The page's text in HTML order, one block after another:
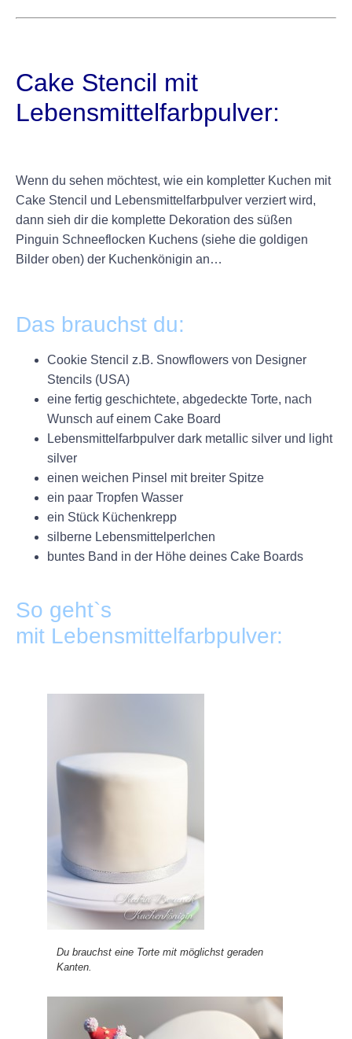
Cake Stencil mit
Lebensmittelfarbpulver:
Wenn du sehen möchtest, wie ein kompletter Kuchen mit
Cake Stencil und Lebensmittelfarbpulver verziert wird,
dann sieh dir die komplette Dekoration des süßen
Pinguin Schneeflocken Kuchens (siehe die goldigen
Bilder oben) der Kuchenkönigin an…
Das brauchst du:
Cookie Stencil z.B. Snowflowers von Designer
Stencils (USA)
eine fertig geschichtete, abgedeckte Torte, nach
Wunsch auf einem Cake Board
Lebensmittelfarbpulver dark metallic silver und light
silver
einen weichen Pinsel mit breiter Spitze
ein paar Tropfen Wasser
ein Stück Küchenkrepp
silberne Lebensmittelperlchen
buntes Band in der Höhe deines Cake Boards
So geht`s
mit Lebensmittelfarbpulver:
Du brauchst eine Torte mit möglichst geraden
Kanten.